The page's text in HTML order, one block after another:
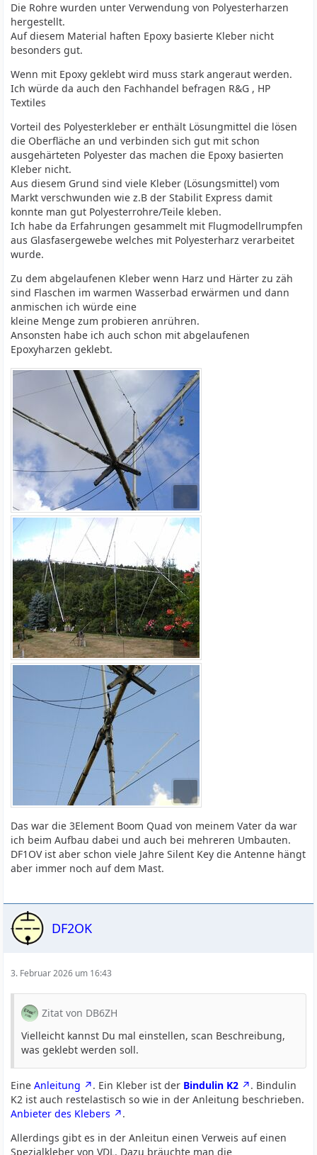
Die Rohre wurden unter Verwendung von Polyesterharzen
hergestellt.
Auf diesem Material haften Epoxy basierte Kleber nicht
besonders gut.
Wenn mit Epoxy geklebt wird muss stark angeraut werden.
Ich würde da auch den Fachhandel befragen R&G , HP
Textiles
Vorteil des Polyesterkleber er enthält Lösungmittel die lösen
die Oberfläche an und verbinden sich gut mit schon
ausgehärteten Polyester das machen die Epoxy basierten
Kleber nicht.
Aus diesem Grund sind viele Kleber (Lösungsmittel) vom
Markt verschwunden wie z.B der Stabilit Express damit
konnte man gut Polyesterrohre/Teile kleben.
Ich habe da Erfahrungen gesammelt mit Flugmodellrumpfen
aus Glasfasergewebe welches mit Polyesterharz verarbeitet
wurde.
Zu dem abgelaufenen Kleber wenn Harz und Härter zu zäh
sind Flaschen im warmen Wasserbad erwärmen und dann
anmischen ich würde eine
kleine Menge zum probieren anrühren.
Ansonsten habe ich auch schon mit abgelaufenen
Epoxyharzen geklebt.
Das war die 3Element Boom Quad von meinem Vater da war
ich beim Aufbau dabei und auch bei mehreren Umbauten.
DF1OV ist aber schon viele Jahre Silent Key die Antenne hängt
aber immer noch auf dem Mast.
DF2OK
3. Februar 2026 um 16:43
Zitat von DB6ZH
Vielleicht kannst Du mal einstellen, scan Beschreibung,
was geklebt werden soll.
EineAnleitung . Ein Kleber ist der Bindulin K2
. Bindulin
K2 ist auch restelastisch so wie in der Anleitung beschrieben.
Anbieter des Klebers
.
Allerdings gibt es in der Anleitun einen Verweis auf einen
Spezialkleber von VDL. Dazu bräuchte man die